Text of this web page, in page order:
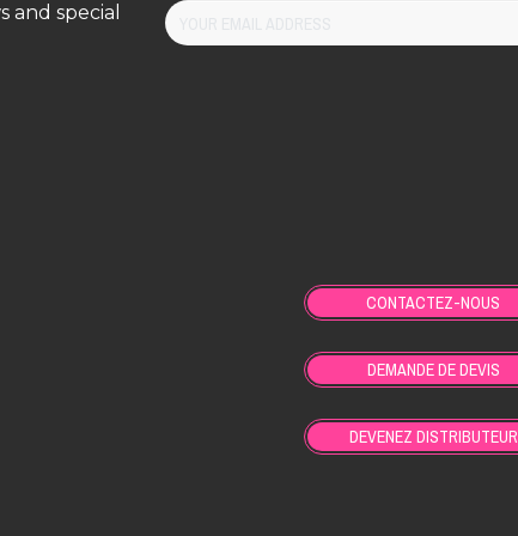
and special
CONTACTEZ-NOUS
DEMANDE DE DEVIS
DEVENEZ DISTRIBUTEUR